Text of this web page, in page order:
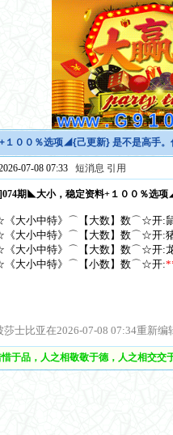
００％选项◢{己更新} 是不是高手。
07-08 07:33 短消息 引用
期◣大小，稳定资料+１００％选
《大小中特》⌒【大数】数⌒☆开:
《大小中特》⌒【大数】数⌒☆开:
《大小中特》⌒【大数】数⌒☆开:
《大小中特》⌒【小数】数⌒☆开:
莎士比亚在2026-07-08 07:34重新编
于品，人之相敬敬于德，人之相交